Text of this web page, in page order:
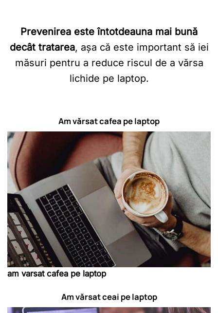
Prevenirea este întotdeauna mai bună
decât tratarea, așa că este important să iei
măsuri pentru a reduce riscul de a vărsa
lichide pe laptop.
Am vărsat cafea pe laptop
am varsat cafea pe laptop
Am vărsat ceai pe laptop